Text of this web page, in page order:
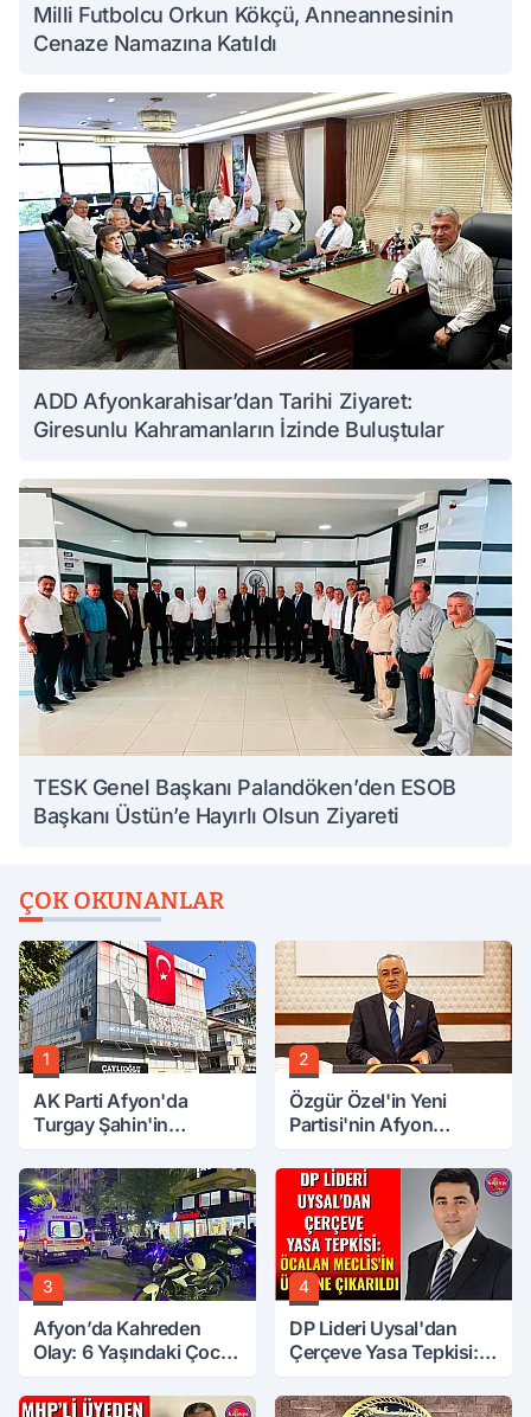
Milli Futbolcu Orkun Kökçü, Anneannesinin
Cenaze Namazına Katıldı
ADD Afyonkarahisar’dan Tarihi Ziyaret:
Giresunlu Kahramanların İzinde Buluştular
TESK Genel Başkanı Palandöken’den ESOB
Başkanı Üstün’e Hayırlı Olsun Ziyareti
ÇOK OKUNANLAR
1
AK Parti Afyon'da
Turgay Şahin'in
2
Özgür Özel'in Yeni
Partisi'nin Afyon
3
Afyon’da Kahreden
Olay: 6 Yaşındaki Çocuk
4
DP Lideri Uysal'dan
Çerçeve Yasa Tepkisi:
Üzerine Çıkarıldı